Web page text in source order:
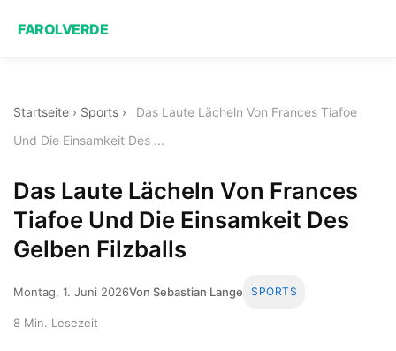
FAROLVERDE
Startseite › Sports ›
Das Laute Lächeln Von Frances Tiafoe
Und Die Einsamkeit Des ...
Das Laute Lächeln Von Frances
Tiafoe Und Die Einsamkeit Des
Gelben Filzballs
Montag, 1. Juni 2026Von Sebastian Lange SPORTS
8 Min. Lesezeit